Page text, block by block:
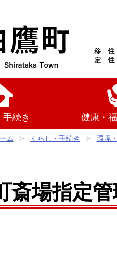
手続き 健康・
ム くらし・手続き 環境
斎場指定